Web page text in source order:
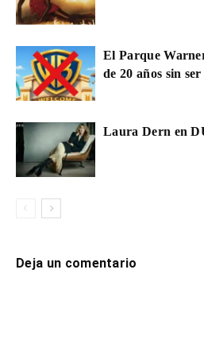
El Parque
de 20 años sin
Laura Dern en
Deja un comentario